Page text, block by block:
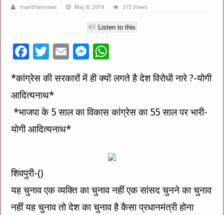
manthannews May 8, 2019 373 Views
Listen to this
F
e
b
o
o
T
tt
er
E
ai
M
se
g
at
p
*कांग्रेस की सरकारों में ही क्यों लगते है देश विरोधी नारे ?-योगी
आदित्यनाथ*
*भाजपा के 5 साल का विकास कांग्रेस का 55 साल पर भारी-
योगी आदित्यनाथ*
शिवपुरी-()
यह चुनाव एक व्यक्ति का चुनाव नहीं एक सांसद चुनने का चुनाव
नहीं यह चुनाव तो देश का चुनाव है कैसा प्रधानमंत्री होना